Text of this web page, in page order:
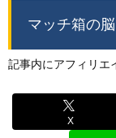
マッチ箱の
記事内にアフィリエ
X